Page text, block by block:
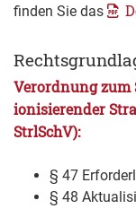
finden Sie das
Verordnung zum
ionisierender
StrlSchV):
§ 47
§ 48